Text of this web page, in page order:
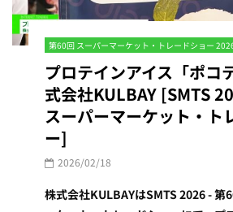
第60回 スーパーマーケット・トレードショー
プロテインアイス「ポコ
式会社KULBAY [SMTS
スーパーマーケット・ト
ー]
2026/02/18
株式会社KULBAYはSMTS 2026 - 第